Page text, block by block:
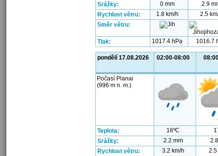
Srážky:
0 mm
2.9
Rychlost větru:
1.8 km/h
2.5
Směr větru:
Tlak: 1017.4 hPa 1016.7
pondělí 17.08.2026 02:00-08:00
Počasí Planai
(996 m n. m.)
Teplota: 16ºC
Srážky:
2.2 mm
Rychlost větru:
3.2 km/h
2.5